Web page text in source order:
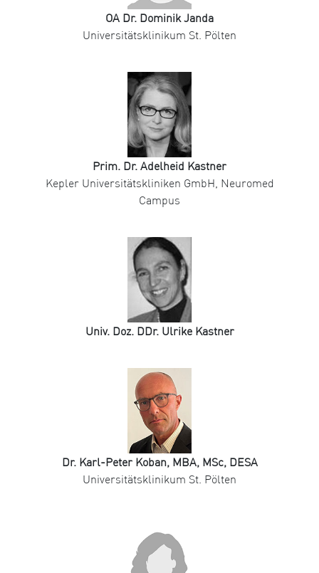
OA Dr. Dominik Janda
Universitätsklinikum St. Pölten
Prim. Dr. Adelheid Kastner
Kepler Universitätskliniken GmbH, Neuromed
Campus
Univ. Doz. DDr. Ulrike Kastner
Dr. Karl-Peter Koban, MBA, MSc, DESA
Universitätsklinikum St. Pölten